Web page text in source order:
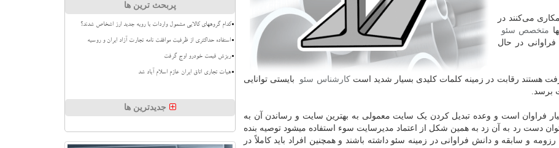
می‌کنند در
متخصص سئو
در حال
هستند رقابت در زمینه کلمات کلیدی بسیار شدید استکارشناس سئو بایستی توانایی
برسد.
فراوان است و وعده تبدیل کردن یک سایت معمولی به بهترین سایت و رساندن آن به
دست رد به آن زد به همین شکل از اعتماد مدیرسایت سوء استفاده میشود توصیه بنده
و سابقه و دانش فراوانی در زمینه سئو داشته باشند و همچنین افراد باید کاملاً در
پربحث ترین ها
کدام گروههای کالایی مشمول واردات با رویه جدید ارز اشخاص شدند؟
استفاده حداکثری از ظرفیت موافقت نامه تجارت آزاد ایران و روسیه
ریزش قیمت خودرو اوج گرفت
هیات تجاری اتاق ایران عازم اسلام آباد شد
جدیدترین ها